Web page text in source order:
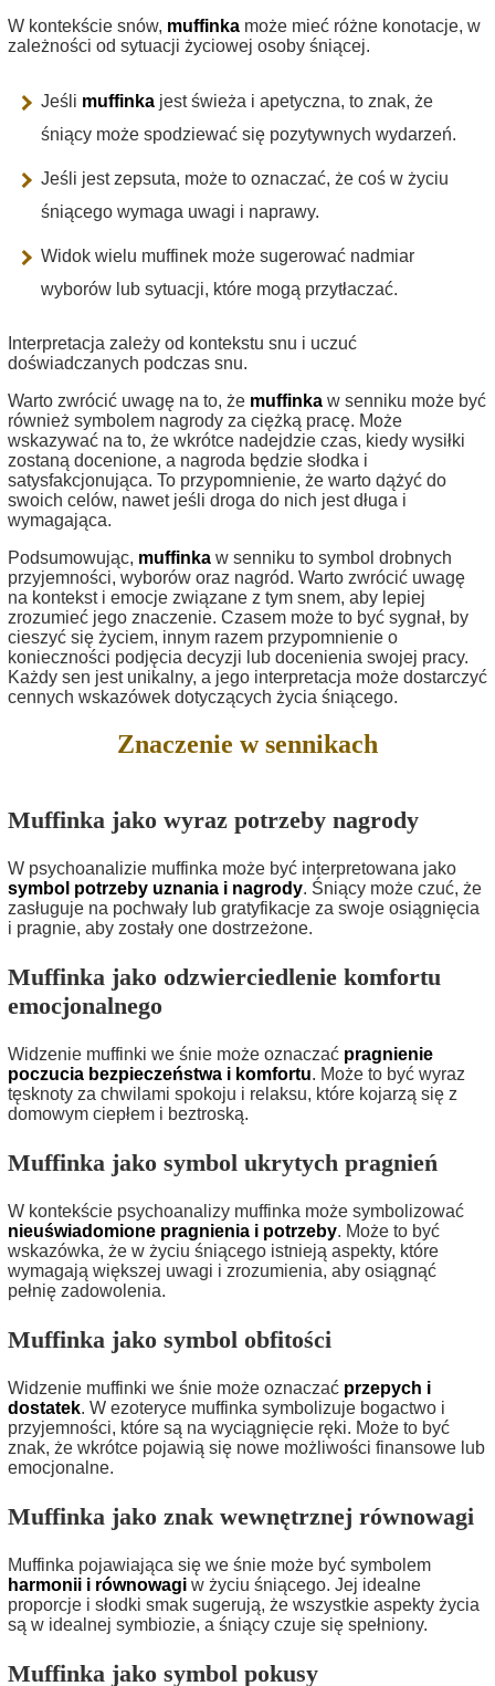
W kontekście snów, muffinka może mieć różne konotacje, w
zależności od sytuacji życiowej osoby śniącej.
Jeśli muffinka jest świeża i apetyczna, to znak, że
śniący może spodziewać się pozytywnych wydarzeń.
Jeśli jest zepsuta, może to oznaczać, że coś w życiu
śniącego wymaga uwagi i naprawy.
Widok wielu muffinek może sugerować nadmiar
wyborów lub sytuacji, które mogą przytłaczać.
Interpretacja zależy od kontekstu snu i uczuć
doświadczanych podczas snu.
Warto zwrócić uwagę na to, że muffinka w senniku może być
również symbolem nagrody za ciężką pracę. Może
wskazywać na to, że wkrótce nadejdzie czas, kiedy wysiłki
zostaną docenione, a nagroda będzie słodka i
satysfakcjonująca. To przypomnienie, że warto dążyć do
swoich celów, nawet jeśli droga do nich jest długa i
wymagająca.
Podsumowując, muffinka w senniku to symbol drobnych
przyjemności, wyborów oraz nagród. Warto zwrócić uwagę
na kontekst i emocje związane z tym snem, aby lepiej
zrozumieć jego znaczenie. Czasem może to być sygnał, by
cieszyć się życiem, innym razem przypomnienie o
konieczności podjęcia decyzji lub docenienia swojej pracy.
Każdy sen jest unikalny, a jego interpretacja może dostarczyć
cennych wskazówek dotyczących życia śniącego.
Znaczenie w sennikach
Muffinka jako wyraz potrzeby nagrody
W psychoanalizie muffinka może być interpretowana jako
symbol potrzeby uznania i nagrody. Śniący może czuć, że
zasługuje na pochwały lub gratyfikacje za swoje osiągnięcia
i pragnie, aby zostały one dostrzeżone.
Muffinka jako odzwierciedlenie komfortu
emocjonalnego
Widzenie muffinki we śnie może oznaczać pragnienie
poczucia bezpieczeństwa i komfortu. Może to być wyraz
tęsknoty za chwilami spokoju i relaksu, które kojarzą się z
domowym ciepłem i beztroską.
Muffinka jako symbol ukrytych pragnień
W kontekście psychoanalizy muffinka może symbolizować
nieuświadomione pragnienia i potrzeby. Może to być
wskazówka, że w życiu śniącego istnieją aspekty, które
wymagają większej uwagi i zrozumienia, aby osiągnąć
pełnię zadowolenia.
Muffinka jako symbol obfitości
Widzenie muffinki we śnie może oznaczać przepych i
dostatek. W ezoteryce muffinka symbolizuje bogactwo i
przyjemności, które są na wyciągnięcie ręki. Może to być
znak, że wkrótce pojawią się nowe możliwości finansowe lub
emocjonalne.
Muffinka jako znak wewnętrznej równowagi
Muffinka pojawiająca się we śnie może być symbolem
harmonii i równowagi w życiu śniącego. Jej idealne
proporcje i słodki smak sugerują, że wszystkie aspekty życia
są w idealnej symbiozie, a śniący czuje się spełniony.
Muffinka jako symbol pokusy